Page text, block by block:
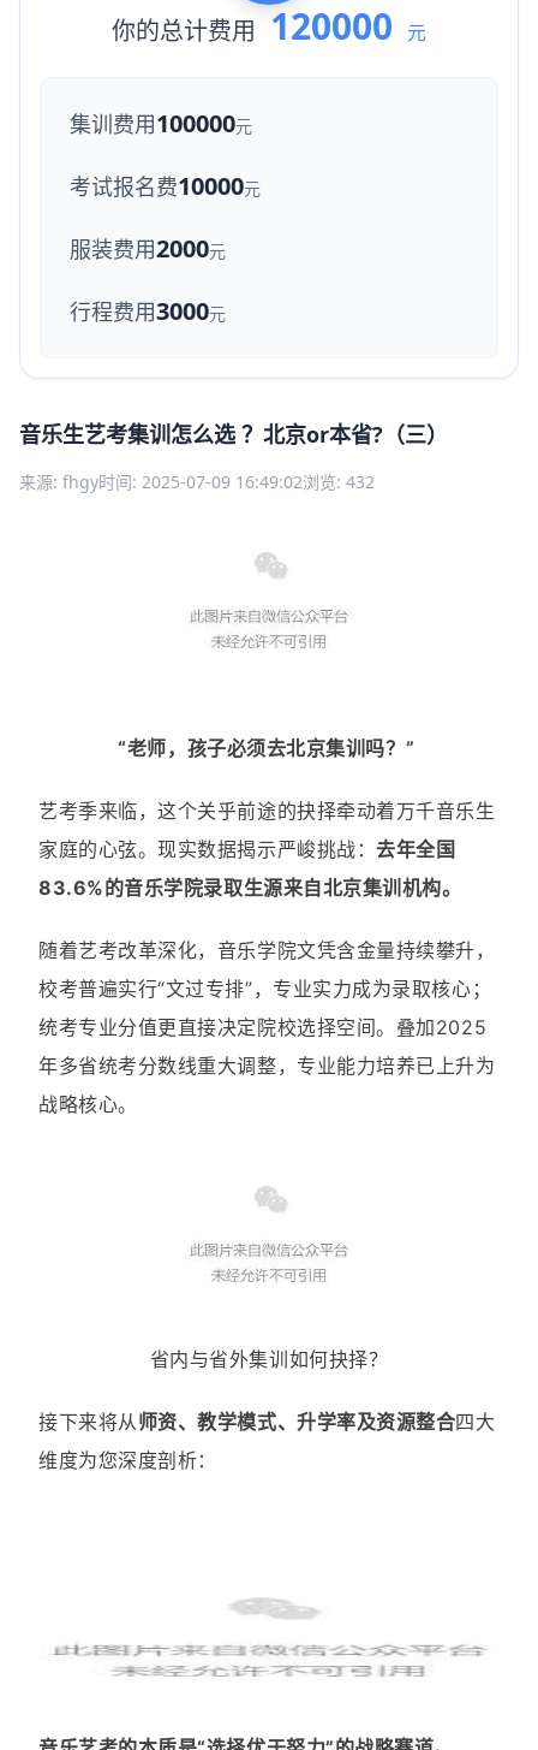
你的总计费用 120000 元
集训费用100000元
考试报名费10000元
服装费用2000元
行程费用3000元
音乐生艺考集训怎么选 ？北京or本省?（三）
来源: fhgy时间: 2025-07-09 16:49:02浏览: 432
“老师，孩子必须去北京集训吗？”
艺考季来临，这个关乎前途的抉择牵动着万千音乐生
家庭的心弦。现实数据揭示严峻挑战：去年全国
83.6%的音乐学院录取生源来自北京集训机构。
随着艺考改革深化，音乐学院文凭含金量持续攀升，
校考普遍实行“文过专排”，专业实力成为录取核心；
统考专业分值更直接决定院校选择空间。叠加2025
年多省统考分数线重大调整，专业能力培养已上升为
战略核心。
省内与省外集训如何抉择？
接下来将从师资、教学模式、升学率及资源整合四大
维度为您深度剖析：